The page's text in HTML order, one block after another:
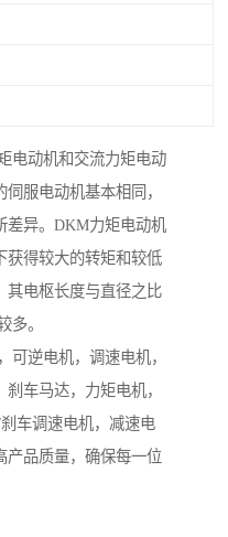
电动机和交流力矩电动
服电动机基本相同，
差异。DKM力矩电动机
获得较大的转矩和较低
其电枢长度与直径之比
多。
可逆电机，调速电机，
车马达，力矩电机，
车调速电机，减速电
产品质量，确保每一位